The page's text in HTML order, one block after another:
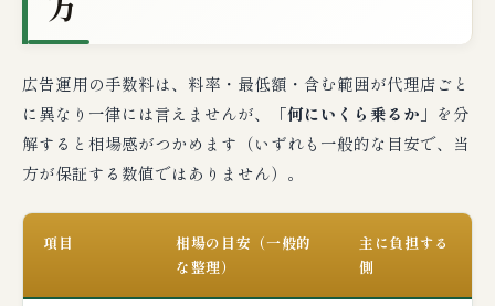
広告運用の手数料は、料率・最低額・含む範囲が代理店ごと
に異なり一律には言えませんが、
「何にいくら乗るか」 を分
解すると相場感がつかめます（いずれも一般的な目安で、当
方が保証する数値ではありません）。
項目
相場の目安（一般的
な整理）
主に負担する
側